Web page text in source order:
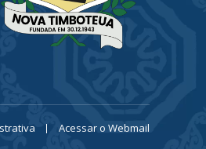
Acessar o Webmail